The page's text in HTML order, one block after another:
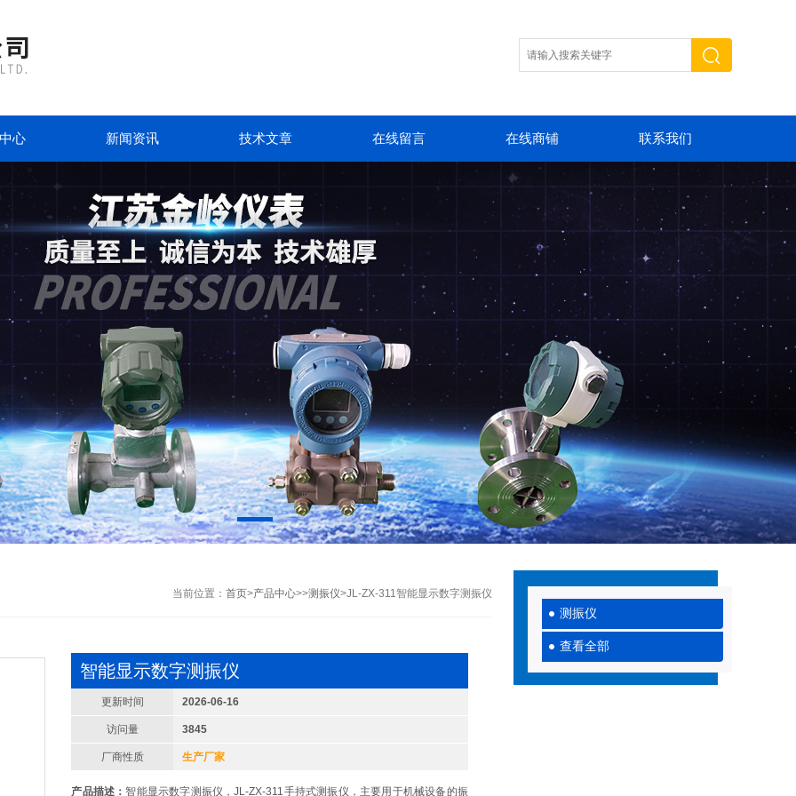
心 新闻资讯 技术文章 在线留言 在线商铺 联系我们
测振仪
查看全部
当前位置： 首页>产品中心>>测振仪>JL-ZX-311智能显示数字测振仪
智能显示数字测振仪
更新时间 2026-06-16
访问量 3845
厂商性质 生产厂家
产品描述：智能显示数字测振仪，JL-ZX-311手持式测振仪，主要用于机械设备的振